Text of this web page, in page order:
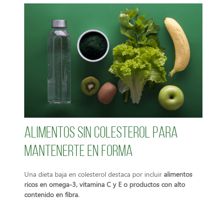
Alimentos sin colesterol para
mantenerte en forma
Una dieta baja en colesterol destaca por incluir alimentos
ricos en omega-3, vitamina C y E o productos con alto
contenido en fibra.